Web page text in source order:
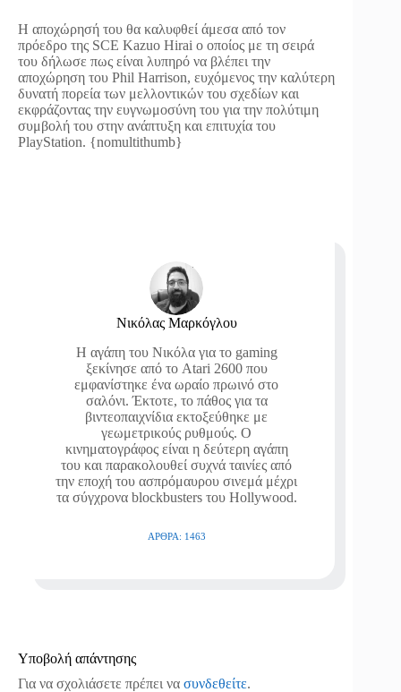
Η αποχώρησή του θα καλυφθεί άμεσα από τον
πρόεδρο της SCE Kazuo Hirai ο οποίος με τη σειρά
του δήλωσε πως είναι λυπηρό να βλέπει την
αποχώρηση του Phil Harrison, ευχόμενος την καλύτερη
δυνατή πορεία των μελλοντικών του σχεδίων και
εκφράζοντας την ευγνωμοσύνη του για την πολύτιμη
συμβολή του στην ανάπτυξη και επιτυχία του
PlayStation. {nomultithumb}
Νικόλας Μαρκόγλου
Η αγάπη του Νικόλα για το gaming
ξεκίνησε από το Atari 2600 που
εμφανίστηκε ένα ωραίο πρωινό στο
σαλόνι. Έκτοτε, το πάθος για τα
βιντεοπαιχνίδια εκτοξεύθηκε με
γεωμετρικούς ρυθμούς. Ο
κινηματογράφος είναι η δεύτερη αγάπη
του και παρακολουθεί συχνά ταινίες από
την εποχή του ασπρόμαυρου σινεμά μέχρι
τα σύγχρονα blockbusters του Hollywood.
ΆΡΘΡΑ: 1463
Υποβολή απάντησης
Για να σχολιάσετε πρέπει να συνδεθείτε.